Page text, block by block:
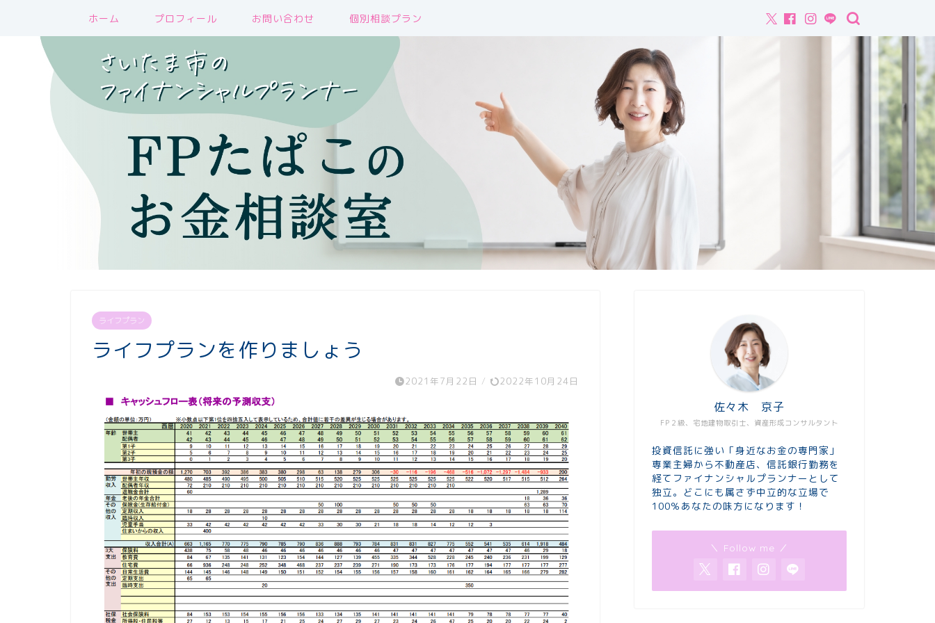
ホーム プロフィール お問い合わせ 個別相談プラン
ライフプラン
ライフプランを作りましょう
2021年7月22日 / 2022年10月24日
FP２級、宅地建物取引士、資産形成コンサルタント
佐々木 京子
投資信託に強い「身近なお金の専門家」
専業主婦から不動産店、信託銀行勤務を
経てファイナンシャルプランナーとして
独立。どこにも属さず中立的な立場で
100％あなたの味方になります！
＼ Follow me ／